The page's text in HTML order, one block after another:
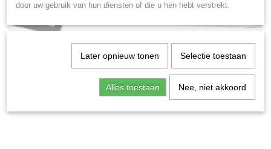
Uitsluitend PSV supporters metalen bord 40x10
door uw gebruik van hun diensten of die u hen hebt verstrekt.
Later opnieuw tonen Selectie toestaan
Alles toestaan Nee, niet akkoord